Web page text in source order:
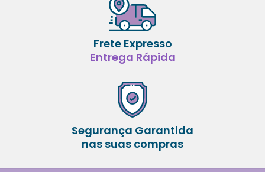
Frete Expresso
Entrega Rápida
Segurança Garantida
nas suas compras